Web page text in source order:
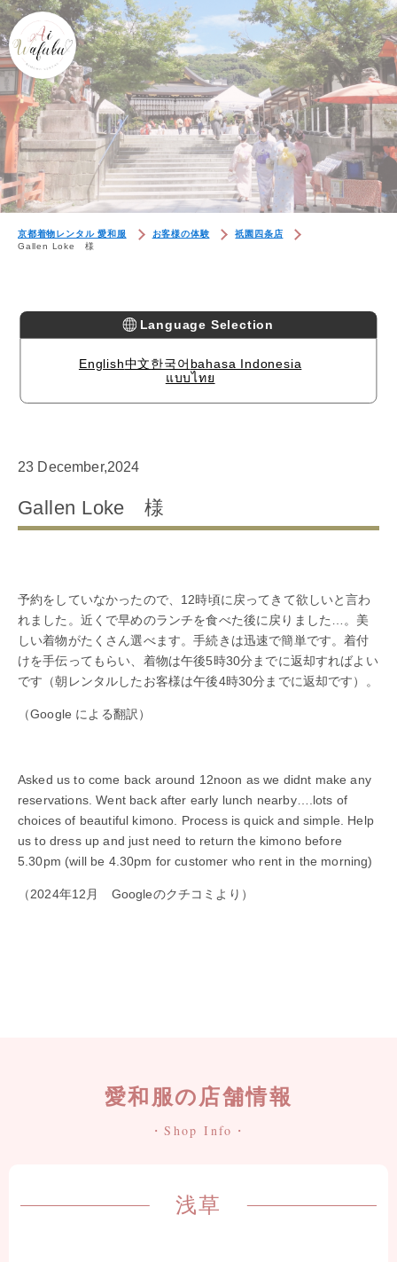
京都着物レンタル 愛和服 お客様の体験
祇園四条店
Gallen Loke 様
Language Selection
English中文한국어 bahasa Indonesia
แบบไทย
23 December,2024
Gallen Loke 様
予約をしていなかったので、12時頃に戻ってきて欲しいと言わ
れました。近くで早めのランチを食べた後に戻りました…。美
しい着物がたくさん選べます。手続きは迅速で簡単です。着付
けを手伝ってもらい、着物は午後5時30分までに返却すればよい
です（朝レンタルしたお客様は午後4時30分までに返却です）。
（Google による翻訳）
Asked us to come back around 12noon as we didnt make any
reservations. Went back after early lunch nearby….lots of
choices of beautiful kimono. Process is quick and simple. Help
us to dress up and just need to return the kimono before
5.30pm (will be 4.30pm for customer who rent in the morning)
（2024年12月 Googleのクチコミより）
愛和服の店舗情報
・Shop Info・
浅草